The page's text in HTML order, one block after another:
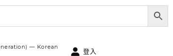
— Korean
登入